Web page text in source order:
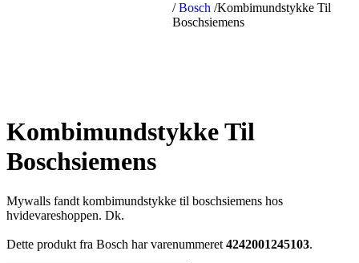
/ Bosch /Kombimundstykke Til
Boschsiemens
Kombimundstykke Til
Boschsiemens
Mywalls fandt kombimundstykke til boschsiemens hos
hvidevareshoppen. Dk.
Dette produkt fra Bosch har varenummeret 4242001245103.